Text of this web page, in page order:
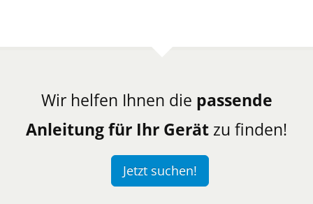
Wir helfen Ihnen die passende
Anleitung für Ihr Gerät zu finden!
Jetzt suchen!